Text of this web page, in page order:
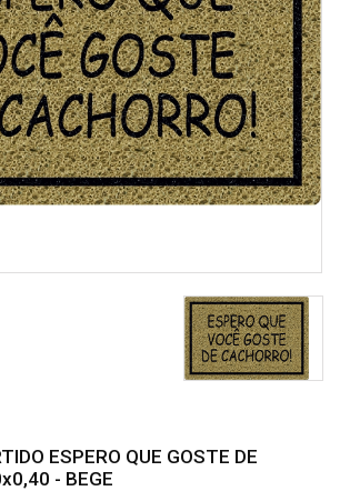
ESPERO QUE GOSTE DE
- BEGE